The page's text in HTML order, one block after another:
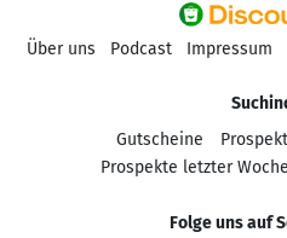
Über uns Podcast Impressum
Gutscheine
Prospekte letzter Woche
Folge uns auf